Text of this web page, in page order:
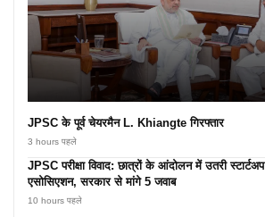
JPSC के पूर्व चेयरमैन L. Khiangte गिरफ्तार
3 hours पहले
JPSC परीक्षा विवाद: छात्रों के आंदोलन में उतरी स्टार्टअप
एसोसिएशन, सरकार से मांगे 5 जवाब
10 hours पहले